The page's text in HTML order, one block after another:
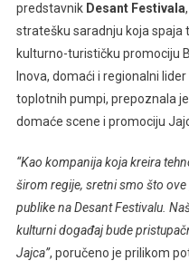
predstavnik Desant Festivala,
stratešku saradnju koja spaja
kulturno-turističku promociju
Inova, domaći i regionalni
toplotnih pumpi, prepoznala
domaće scene i promociju
“Kao kompanija koja kreira
širom regije, sretni smo što ove
publike na Desant Festivalu.
kulturni događaj bude
Jajca”, poručeno je prilikom